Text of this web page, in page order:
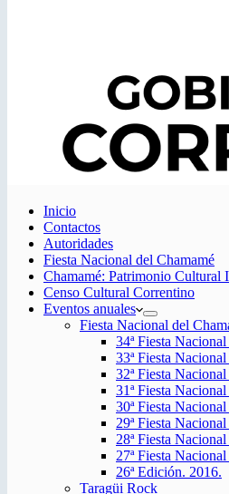
Inicio
Contactos
Autoridades
Fiesta Nacional del Chamamé
Chamamé: Patrimonio Cultural
Censo Cultural Correntino
Eventos anuales
Fiesta Nacional del
34ª Fiesta
33ª Fiesta
32ª Fiesta
31ª Fiesta
30ª Fiesta
29ª Fiesta
28ª Fiesta
27ª Fiesta
26ª Edición. 2016.
Taragüi Rock